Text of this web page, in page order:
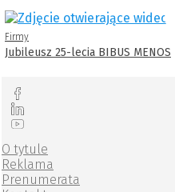
Firmy
Jubileusz 25-lecia BIBUS MENOS
O tytule
Reklama
Prenumerata